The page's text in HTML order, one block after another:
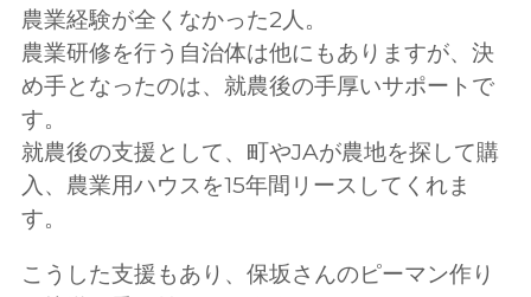
農業経験が全くなかった2人。
農業研修を行う自治体は他にもありますが、決
め手となったのは、就農後の手厚いサポートで
す。
就農後の支援として、町やJAが農地を探して購
入、農業用ハウスを15年間リースしてくれま
す。
こうした支援もあり、保坂さんのピーマン作り